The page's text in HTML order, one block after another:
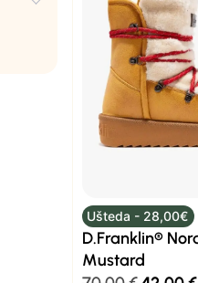
Ušteda - 28,00€
D.Franklin®
Mustard